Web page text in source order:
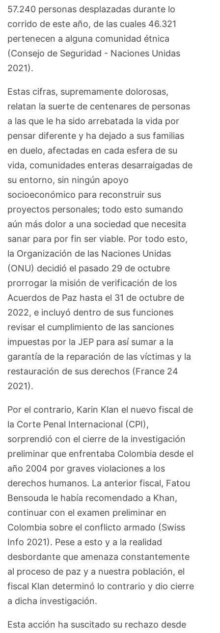
57.240 personas desplazadas durante lo
corrido de este año, de las cuales 46.321
pertenecen a alguna comunidad étnica
(Consejo de Seguridad - Naciones Unidas
2021).
Estas cifras, supremamente dolorosas,
relatan la suerte de centenares de personas
a las que le ha sido arrebatada la vida por
pensar diferente y ha dejado a sus familias
en duelo, afectadas en cada esfera de su
vida, comunidades enteras desarraigadas de
su entorno, sin ningún apoyo
socioeconómico para reconstruir sus
proyectos personales; todo esto sumando
aún más dolor a una sociedad que necesita
sanar para por fin ser viable. Por todo esto,
la Organización de las Naciones Unidas
(ONU) decidió el pasado 29 de octubre
prorrogar la misión de verificación de los
Acuerdos de Paz hasta el 31 de octubre de
2022, e incluyó dentro de sus funciones
revisar el cumplimiento de las sanciones
impuestas por la JEP para así sumar a la
garantía de la reparación de las víctimas y la
restauración de sus derechos (France 24
2021).
Por el contrario, Karin Klan el nuevo fiscal de
la Corte Penal Internacional (CPI),
sorprendió con el cierre de la investigación
preliminar que enfrentaba Colombia desde el
año 2004 por graves violaciones a los
derechos humanos. La anterior fiscal, Fatou
Bensouda le había recomendado a Khan,
continuar con el examen preliminar en
Colombia sobre el conflicto armado (Swiss
Info 2021). Pese a esto y a la realidad
desbordante que amenaza constantemente
al proceso de paz y a nuestra población, el
fiscal Klan determinó lo contrario y dio cierre
a dicha investigación.
Esta acción ha suscitado su rechazo desde